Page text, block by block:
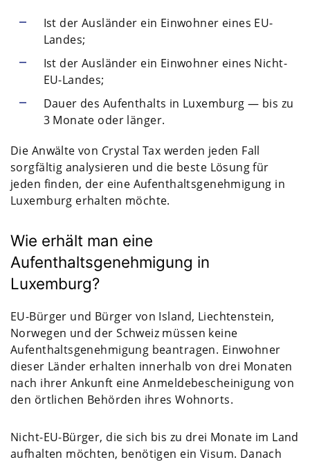
Ist der Ausländer ein Einwohner eines EU-
Landes;
Ist der Ausländer ein Einwohner eines Nicht-
EU-Landes;
Dauer des Aufenthalts in Luxemburg — bis zu
3 Monate oder länger.
Die Anwälte von Crystal Tax werden jeden Fall
sorgfältig analysieren und die beste Lösung für
jeden finden, der eine Aufenthaltsgenehmigung in
Luxemburg erhalten möchte.
Wie erhält man eine
Aufenthaltsgenehmigung in
Luxemburg?
EU-Bürger und Bürger von Island, Liechtenstein,
Norwegen und der Schweiz müssen keine
Aufenthaltsgenehmigung beantragen. Einwohner
dieser Länder erhalten innerhalb von drei Monaten
nach ihrer Ankunft eine Anmeldebescheinigung von
den örtlichen Behörden ihres Wohnorts.
Nicht-EU-Bürger, die sich bis zu drei Monate im Land
aufhalten möchten, benötigen ein Visum. Danach